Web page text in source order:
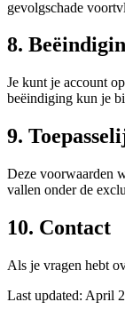
gevolgschade
8.
Je kunt je account
beëindiging kun je
9.
Deze voorwaarden
vallen onder de
10. Contact
Als je vragen hebt
Last updated: April